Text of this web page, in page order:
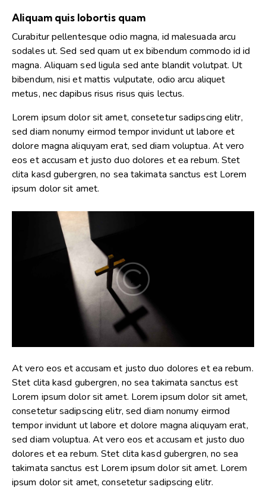
Aliquam quis lobortis quam
Curabitur pellentesque odio magna, id malesuada arcu
sodales ut. Sed sed quam ut ex bibendum commodo id id
magna. Aliquam sed ligula sed ante blandit volutpat. Ut
bibendum, nisi et mattis vulputate, odio arcu aliquet
metus, nec dapibus risus risus quis lectus.
Lorem ipsum dolor sit amet, consetetur sadipscing elitr,
sed diam nonumy eirmod tempor invidunt ut labore et
dolore magna aliquyam erat, sed diam voluptua. At vero
eos et accusam et justo duo dolores et ea rebum. Stet
clita kasd gubergren, no sea takimata sanctus est Lorem
ipsum dolor sit amet.
At vero eos et accusam et justo duo dolores et ea rebum.
Stet clita kasd gubergren, no sea takimata sanctus est
Lorem ipsum dolor sit amet. Lorem ipsum dolor sit amet,
consetetur sadipscing elitr, sed diam nonumy eirmod
tempor invidunt ut labore et dolore magna aliquyam erat,
sed diam voluptua. At vero eos et accusam et justo duo
dolores et ea rebum. Stet clita kasd gubergren, no sea
takimata sanctus est Lorem ipsum dolor sit amet. Lorem
ipsum dolor sit amet, consetetur sadipscing elitr.